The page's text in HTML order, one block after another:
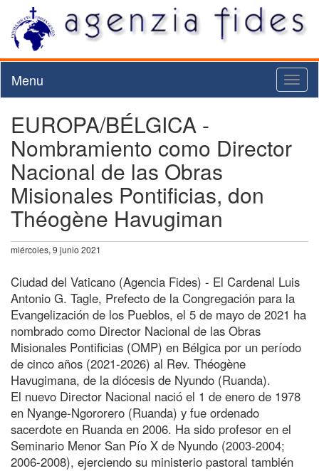
Menu
EUROPA/BÉLGICA -
Nombramiento como Director
Nacional de las Obras
Misionales Pontificias, don
Théogène Havugiman
miércoles, 9 junio 2021
Ciudad del Vaticano (Agencia Fides) - El Cardenal Luis
Antonio G. Tagle, Prefecto de la Congregación para la
Evangelización de los Pueblos, el 5 de mayo de 2021 ha
nombrado como Director Nacional de las Obras
Misionales Pontificias (OMP) en Bélgica por un período
de cinco años (2021-2026) al Rev. Théogène
Havugimana, de la diócesis de Nyundo (Ruanda).
El nuevo Director Nacional nació el 1 de enero de 1978
en Nyange-Ngororero (Ruanda) y fue ordenado
sacerdote en Ruanda en 2006. Ha sido profesor en el
Seminario Menor San Pío X de Nyundo (2003-2004;
2006-2008), ejerciendo su ministerio pastoral también